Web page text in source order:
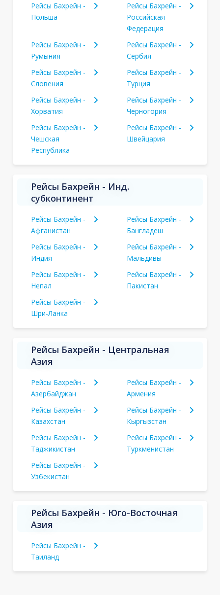
Рейсы Бахрейн -
Польша
Рейсы Бахрейн -
Российская
Федерация
Рейсы Бахрейн -
Румыния
Рейсы Бахрейн -
Сербия
Рейсы Бахрейн -
Словения
Рейсы Бахрейн -
Турция
Рейсы Бахрейн -
Хорватия
Рейсы Бахрейн -
Черногория
Рейсы Бахрейн -
Чешская
Республика
Рейсы Бахрейн -
Швейцария
Рейсы Бахрейн - Инд.
субконтинент
Рейсы Бахрейн -
Афганистан
Рейсы Бахрейн -
Бангладеш
Рейсы Бахрейн -
Индия
Рейсы Бахрейн -
Мальдивы
Рейсы Бахрейн -
Непал
Рейсы Бахрейн -
Пакистан
Рейсы Бахрейн -
Шри-Ланка
Рейсы Бахрейн - Центральная
Азия
Рейсы Бахрейн -
Азербайджан
Рейсы Бахрейн -
Армения
Рейсы Бахрейн -
Казахстан
Рейсы Бахрейн -
Кыргызстан
Рейсы Бахрейн -
Таджикистан
Рейсы Бахрейн -
Туркменистан
Рейсы Бахрейн -
Узбекистан
Рейсы Бахрейн - Юго-Восточная
Азия
Рейсы Бахрейн -
Таиланд